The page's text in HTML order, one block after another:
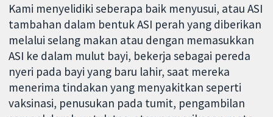
Kami menyelidiki seberapa baik menyusui, atau ASI
tambahan dalam bentuk ASI perah yang diberikan
melalui selang makan atau dengan memasukkan
ASI ke dalam mulut bayi, bekerja sebagai pereda
nyeri pada bayi yang baru lahir, saat mereka
menerima tindakan yang menyakitkan seperti
vaksinasi, penusukan pada tumit, pengambilan